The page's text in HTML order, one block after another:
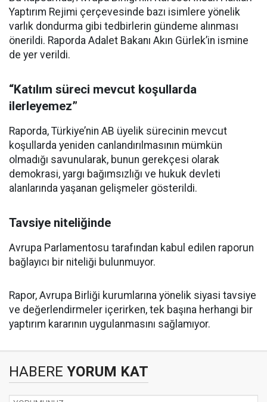
Yaptırım Rejimi çerçevesinde bazı isimlere yönelik
varlık dondurma gibi tedbirlerin gündeme alınması
önerildi. Raporda Adalet Bakanı Akın Gürlek’in ismine
de yer verildi.
“Katılım süreci mevcut koşullarda
ilerleyemez”
Raporda, Türkiye’nin AB üyelik sürecinin mevcut
koşullarda yeniden canlandırılmasının mümkün
olmadığı savunularak, bunun gerekçesi olarak
demokrasi, yargı bağımsızlığı ve hukuk devleti
alanlarında yaşanan gelişmeler gösterildi.
Tavsiye niteliğinde
Avrupa Parlamentosu tarafından kabul edilen raporun
bağlayıcı bir niteliği bulunmuyor.
Rapor, Avrupa Birliği kurumlarına yönelik siyasi tavsiye
ve değerlendirmeler içerirken, tek başına herhangi bir
yaptırım kararının uygulanmasını sağlamıyor.
HABERE YORUM KAT